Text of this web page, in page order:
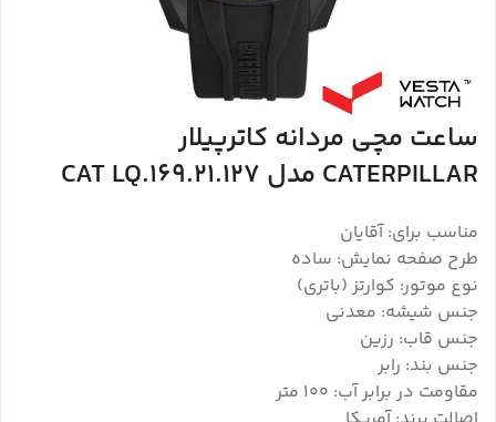
ساعت مچی مردانه کاترپیلار
CATERPILLAR مدل CAT LQ.169.21.127
مناسب برای: آقایان
طرح صفحه نمایش: ساده
نوع موتور: کوارتز (باتری)
جنس شیشه: معدنی
جنس قاب: رزین
جنس بند: رابر
مقاومت در برابر آب: 100 متر